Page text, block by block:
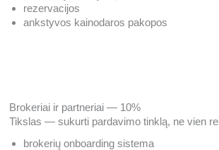
rezervacijos
ankstyvos kainodaros pakopos
Brokeriai ir partneriai — 10%
Tikslas — sukurti pardavimo tinklą, ne vien
brokerių onboarding sistema